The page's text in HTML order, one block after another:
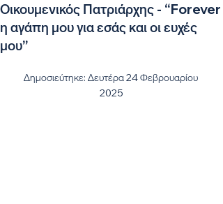
Οικουμενικός Πατριάρχης - “Forever
η αγάπη μου για εσάς και οι ευχές
μου”
Δημοσιεύτηκε: Δευτέρα 24 Φεβρουαρίου
2025